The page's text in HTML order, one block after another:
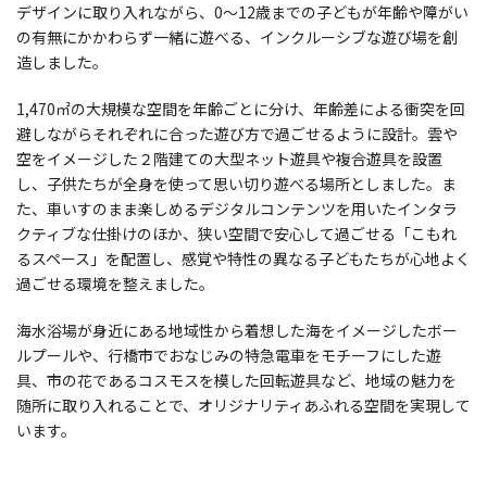
デザインに取り入れながら、0〜12歳までの子どもが年齢や障がい
の有無にかかわらず一緒に遊べる、インクルーシブな遊び場を創
造しました。
1,470㎡の大規模な空間を年齢ごとに分け、年齢差による衝突を回
避しながらそれぞれに合った遊び方で過ごせるように設計。雲や
空をイメージした２階建ての大型ネット遊具や複合遊具を設置
し、子供たちが全身を使って思い切り遊べる場所としました。ま
た、車いすのまま楽しめるデジタルコンテンツを用いたインタラ
クティブな仕掛けのほか、狭い空間で安心して過ごせる「こもれ
るスペース」を配置し、感覚や特性の異なる子どもたちが心地よく
過ごせる環境を整えました。
海水浴場が身近にある地域性から着想した海をイメージしたボー
ルプールや、行橋市でおなじみの特急電車をモチーフにした遊
具、市の花であるコスモスを模した回転遊具など、地域の魅力を
随所に取り入れることで、オリジナリティあふれる空間を実現して
います。